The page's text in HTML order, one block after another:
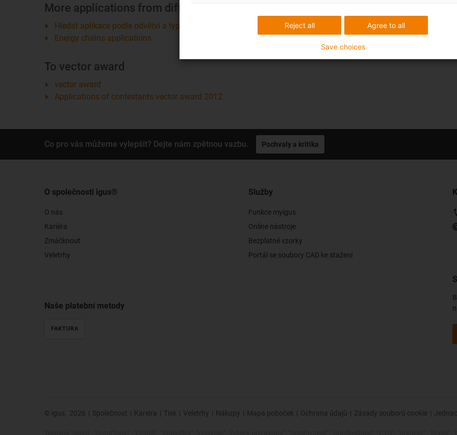
More applications from different sectors can be found here
Hledat aplikace podle odvětví a typu provozu
Energy chains applications
To vector award
vector award
Applications of contestants vector award 2012
Co pro vás můžeme vylepšit? Dejte nám zpětnou vazbu. Pochvaly a kritika
O společnosti igus®
O nás
Kariéra
Zmáčknout
Veletrhy
Služby
Funkce myigus
Online nástroje
Bezplatné vzorky
Portál se soubory CAD ke stažení
Naše platební metody
FAKTURA
© igus, 2026 | Společnost | Kariéra | Tisk | Veletrhy | Nákupy | Mapa poboček | Ochrana údajů | Zásady souborů cookie |
Agree to all
Reject all
Save choices